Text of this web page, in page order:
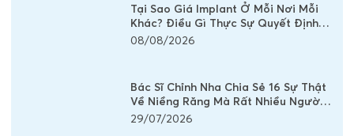
Tại Sao Giá Implant Ở Mỗi Nơi Mỗi
Khác? Điều Gì Thực Sự Quyết Định
Chi Phí Một Chiếc Răng Implant
08/08/2026
Bác Sĩ Chỉnh Nha Chia Sẻ 16 Sự Thật
Về Niềng Răng Mà Rất Nhiều Người
Vẫn Đang Hiểu Sai
29/07/2026